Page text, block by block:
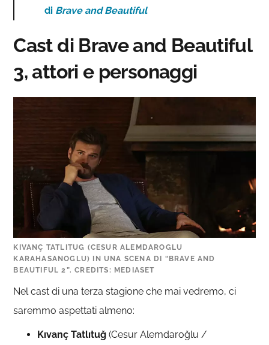
di Brave and Beautiful
Cast di Brave and Beautiful
3, attori e personaggi
KIVANÇ TATLITUG (CESUR ALEMDAROGLU
KARAHASANOGLU) IN UNA SCENA DI “BRAVE AND
BEAUTIFUL 2”. CREDITS: MEDIASET
Nel cast di una terza stagione che mai vedremo, ci
saremmo aspettati almeno:
Kıvanç Tatlıtuğ (Cesur Alemdaroğlu /